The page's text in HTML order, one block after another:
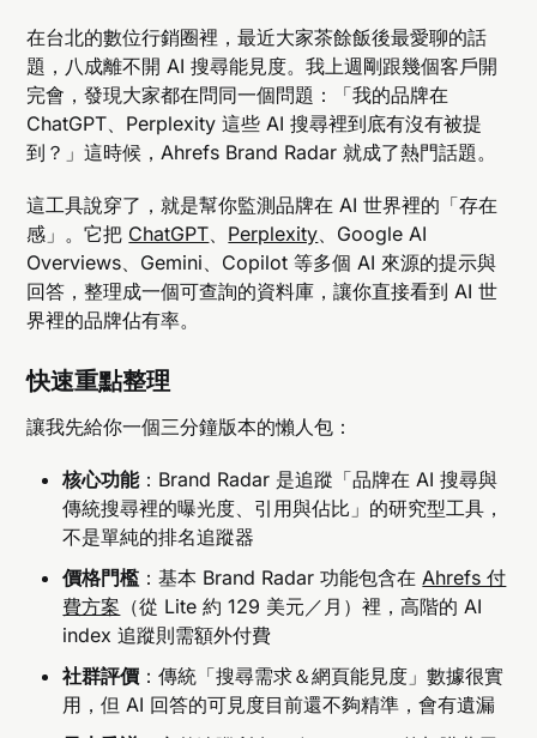
在台北的數位行銷圈裡，最近大家茶餘飯後最愛聊的話
題，八成離不開 AI 搜尋能見度。我上週剛跟幾個客戶開
完會，發現大家都在問同一個問題：「我的品牌在
ChatGPT、Perplexity 這些 AI 搜尋裡到底有沒有被提
到？」這時候，Ahrefs Brand Radar 就成了熱門話題。
這工具說穿了，就是幫你監測品牌在 AI 世界裡的「存在
感」。它把 ChatGPT Perplexity 、Google AI
Overviews、Gemini、Copilot 等多個 AI 來源的提示與
回答，整理成一個可查詢的資料庫，讓你直接看到 AI 世
界裡的品牌佔有率。
快速重點整理
讓我先給你一個三分鐘版本的懶人包：
核心功能：Brand Radar 是追蹤「品牌在 AI 搜尋與
傳統搜尋裡的曝光度、引用與佔比」的研究型工具，
不是單純的排名追蹤器
價格門檻 ：基本 Brand Radar 功能包含在 Ahrefs 付
費方案 （從 Lite 約 129 美元／月）裡，高階的 AI
index 追蹤則需額外付費
社群評價 ：傳統「搜尋需求＆網頁能見度」數據很實
用，但 AI 回答的可見度目前還不夠精準，會有遺漏